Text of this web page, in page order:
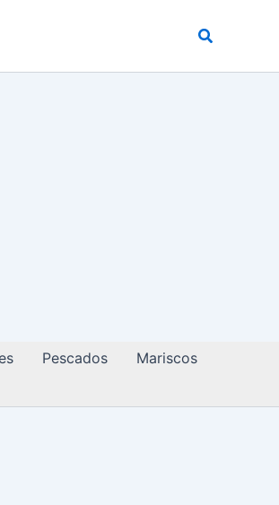
Buscar
Pescados
Mariscos